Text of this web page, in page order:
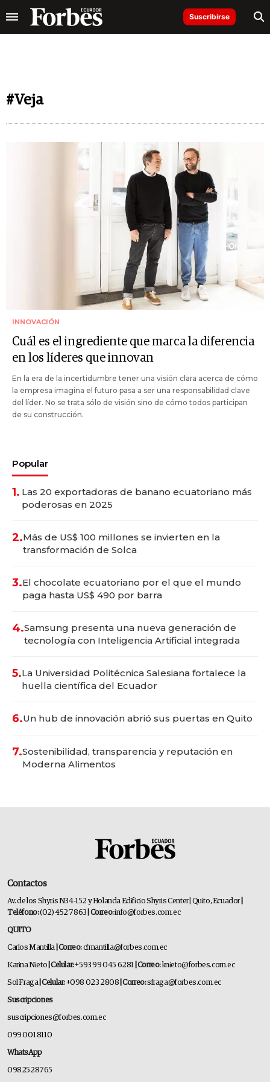
Suscribirse
#Veja
INNOVACIÓN
Cuál es el ingrediente que marca la diferencia
en los líderes que innovan
En la era de la incertidumbre tener una visión clara acerca de cómo
la empresa imagina el futuro pasa a ser una responsabilidad clave
del líder. No se trata sólo de visión sino de cómo todos participan
de su construcción.
Popular
1. Las 20 exportadoras de banano ecuatoriano más
poderosas en 2025
2.Más de US$ 100 millones se invierten en la
transformación de Solca
3.El chocolate ecuatoriano por el que el mundo
paga hasta US$ 490 por barra
4.Samsung presenta una nueva generación de
tecnología con Inteligencia Artificial integrada
5.La Universidad Politécnica Salesiana fortalece la
huella científica del Ecuador
6.Un hub de innovación abrió sus puertas en Quito
7.Sostenibilidad, transparencia y reputación en
Moderna Alimentos
Contactos
Av. de los Shyris N34-152 y Holanda Edificio Shyris Center | Quito, Ecuador
Teléfono:(02) 452 7863 | Correo:info@forbes.com.ec
QUITO
Carlos Mantilla | Correo:cfmantilla@forbes.com.ec
Karina Nieto | Celular:+593 99 045 6281 | Correo: knieto@forbes.com.ec
Sol Fraga | Celular:+098 023 2808 | Correo:sfraga@forbes.com.ec
Suscripciones
suscripciones@forbes.com.ec
099 001 8110
WhatsApp
0982528765